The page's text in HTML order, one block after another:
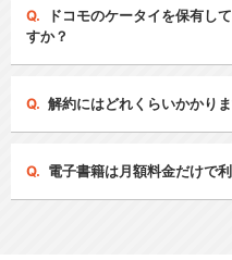
ドコモのケータイを保有し
すか？
解約にはどれくらいかかり
電子書籍は月額料金だけで